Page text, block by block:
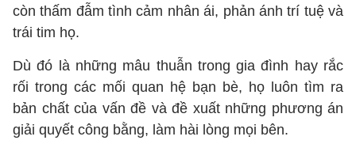
còn thấm đẫm tình cảm nhân ái, phản ánh trí tuệ và
trái tim họ.
Dù đó là những mâu thuẫn trong gia đình hay rắc
rối trong các mối quan hệ bạn bè, họ luôn tìm ra
bản chất của vấn đề và đề xuất những phương án
giải quyết công bằng, làm hài lòng mọi bên.